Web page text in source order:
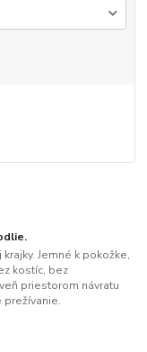
Jemné k pokožke,
kostíc, bez
priestorom návratu